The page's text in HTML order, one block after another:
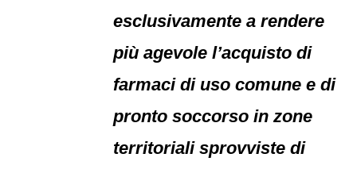
esclusivamente a rendere
più agevole l’acquisto di
farmaci di uso comune e di
pronto soccorso in zone
territoriali sprovviste di